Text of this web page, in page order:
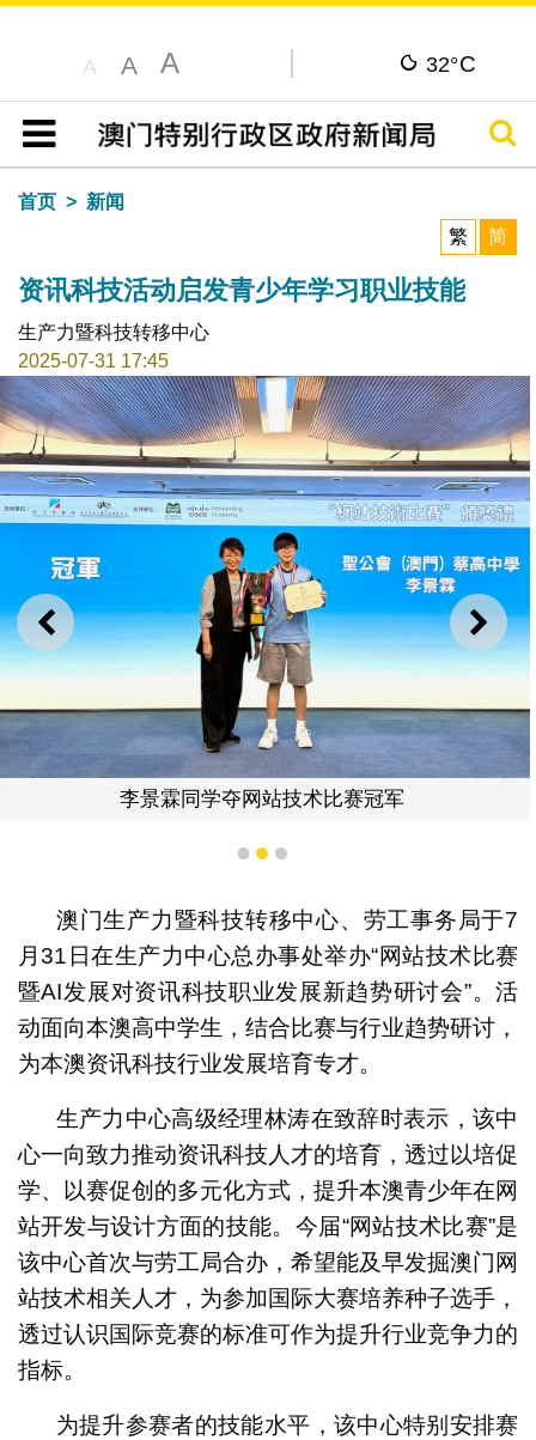
A A A 32°C
目录
搜寻
首页
新闻
繁
简
资讯科技活动启发青少年学习职业技能
生产力暨科技转移中心
2025-07-31 17:45
上一则 下一
李景霖同学夺网站技术比赛冠军
1 2 3
澳门生产力暨科技转移中心、劳工事务局于7
月31日在生产力中心总办事处举办“网站技术比赛
暨AI发展对资讯科技职业发展新趋势研讨会”。活
动面向本澳高中学生，结合比赛与行业趋势研讨，
为本澳资讯科技行业发展培育专才。
生产力中心高级经理林涛在致辞时表示，该中
心一向致力推动资讯科技人才的培育，透过以培促
学、以赛促创的多元化方式，提升本澳青少年在网
站开发与设计方面的技能。今届“网站技术比赛”是
该中心首次与劳工局合办，希望能及早发掘澳门网
站技术相关人才，为参加国际大赛培养种子选手，
透过认识国际竞赛的标准可作为提升行业竞争力的
指标。
为提升参赛者的技能水平，该中心特别安排赛